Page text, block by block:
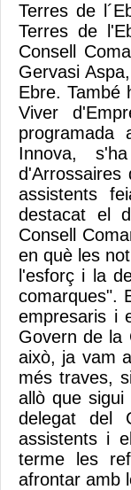
Terres de
Terres de
Consell
Gervasi
Ebre. També
Viver
programada
Innova,
assistents
destacat el
Consell
en què les
l'esforç i la
comarques".
empresaris i
Govern de la
això, ja vam
més traves,
allò que
delegat del
assistents i
terme les
afrontar amb